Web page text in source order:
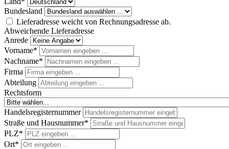
Bundesland
Lieferadresse weicht von Rechnungsadresse ab.
Abweichende Lieferadresse
Anrede
Vorname*
Nachname*
Firma
Abteilung
Rechtsform
Handelsregisternummer
Straße und Hausnummer*
PLZ*
Ort*